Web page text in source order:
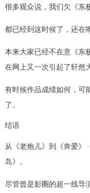
很多观众说，我们欠《东
都已经到这时候了，还在
本来大家已经不在意《东
在网上又一次引起了轩然
有时候作品成绩如何，可
了。
结语
从《老炮儿》到《奔爱》
岛》。
尽管曾是影圈的超一线导